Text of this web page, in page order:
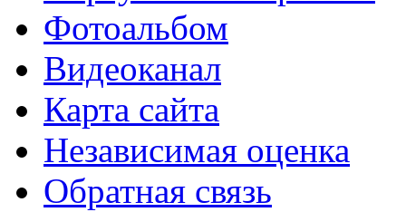
Фотоальбом
Видеоканал
Карта сайта
Независимая оценка
Обратная связь